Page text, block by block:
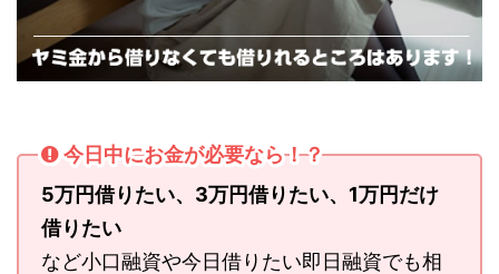
今日中にお金が必要なら！？
5万円借りたい、3万円借りたい、1万円だけ
借りたい
など小口融資や今日借りたい即日融資でも相